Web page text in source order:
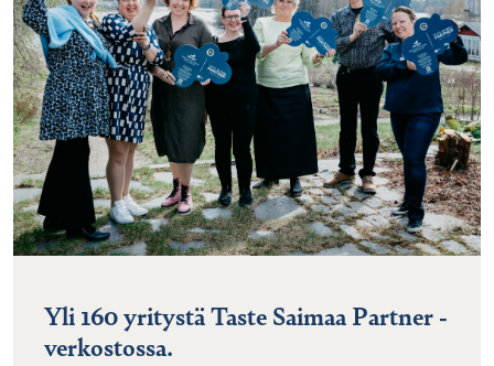
Yli 160 yritystä Taste Saimaa Partner -
verkostossa.